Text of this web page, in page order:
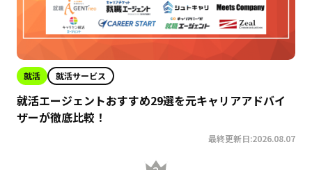
就活 就活サービス
就活エージェントおすすめ29選を元キャリアアドバイ
ザーが徹底比較！
最終更新日:2026.08.07